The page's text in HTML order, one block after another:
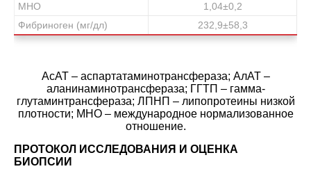
МНО
1,04±0,2
Фибриноген (мг/дл)
232,9±58,3
АсАТ – аспартатаминотрансфераза; АлАТ –
аланинаминотрансфераза; ГГТП – гамма-
глутаминтрансфераза; ЛПНП – липопротеины низкой
плотности; МНО – международное нормализованное
отношение.
ПРОТОКОЛ ИССЛЕДОВАНИЯ И ОЦЕНКА
БИОПСИИ